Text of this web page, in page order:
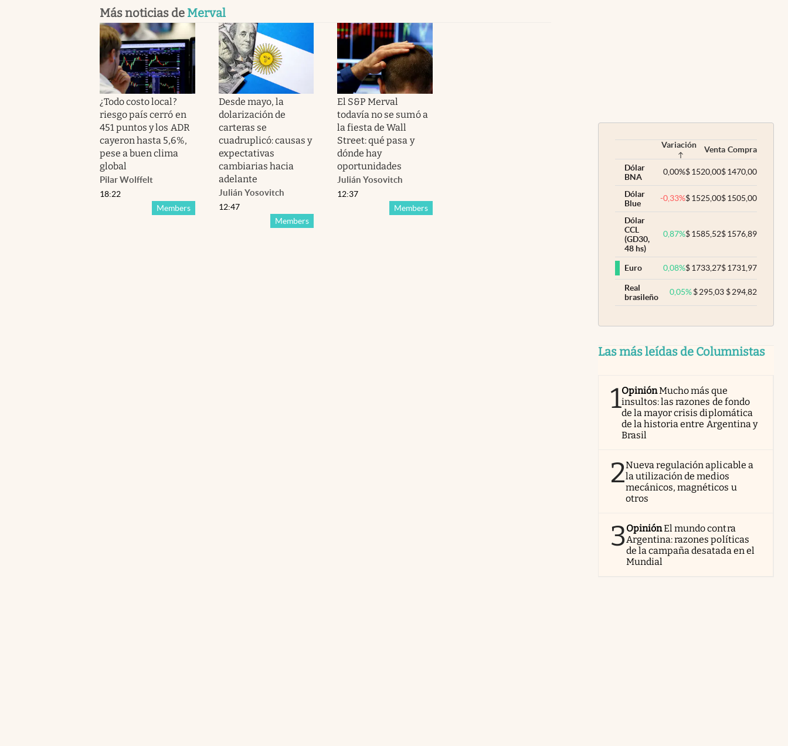
Más noticias de Merval
¿Todo costo local?
riesgo país cerró en
451 puntos y los ADR
cayeron hasta 5,6%,
pese a buen clima
global
Pilar Wolffelt
Members
18:22
Desde mayo, la
dolarización de
carteras se
cuadruplicó: causas y
expectativas
cambiarias hacia
adelante
Julián Yosovitch
Members
12:47
El S&P Merval
todavía no se sumó a
la fiesta de Wall
Street: qué pasa y
dónde hay
oportunidades
Julián Yosovitch
Members
12:37
Variación Venta Compra
Dólar
BNA
0,00%$1520,00$1470,00
Dólar
Blue
-0,33%$1525,00$1505,00
Dólar
CCL
(GD30,
48 hs)
0,87%$1585,52$1576,89
Euro 0,08%$1733,27$1731,97
Real
brasileño
0,05% $295,03 $294,82
Las más leídas de Columnistas
1OpiniónMucho más que
insultos: las razones de fondo
de la mayor crisis diplomática
de la historia entre Argentina y
Brasil
2Nueva regulación aplicable a
la utilización de medios
mecánicos, magnéticos u
otros
3OpiniónEl mundo contra
Argentina: razones políticas
de la campaña desatada en el
Mundial